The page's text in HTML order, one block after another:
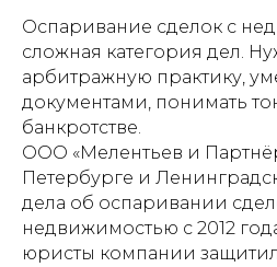
Оспаривание сделок с
сложная категория дел.
арбитражную практику,
документами, понимать
банкротстве.
ООО «Мелентьев и
Петербурге и
дела об оспаривании
недвижимостью с 2012
юристы компании